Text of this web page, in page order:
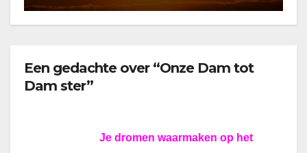
Een gedachte over “Onze Dam tot
Dam ster”
Je dromen waarmaken op het